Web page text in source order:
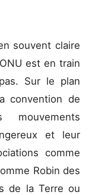
souvent claire
est en train
Sur le plan
convention de
et leur
comme
Robin des
de la Terre ou